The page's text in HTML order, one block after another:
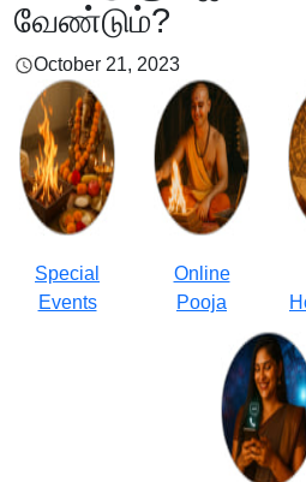
வேண்டும்?
October 21, 2023
Special
Events
Online
Pooja